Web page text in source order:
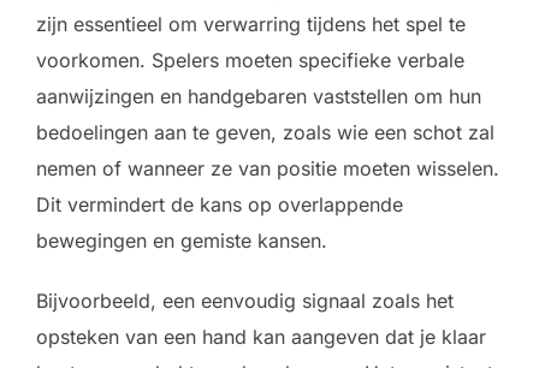
zijn essentieel om verwarring tijdens het spel te
voorkomen. Spelers moeten specifieke verbale
aanwijzingen en handgebaren vaststellen om hun
bedoelingen aan te geven, zoals wie een schot zal
nemen of wanneer ze van positie moeten wisselen.
Dit vermindert de kans op overlappende
bewegingen en gemiste kansen.
Bijvoorbeeld, een eenvoudig signaal zoals het
opsteken van een hand kan aangeven dat je klaar